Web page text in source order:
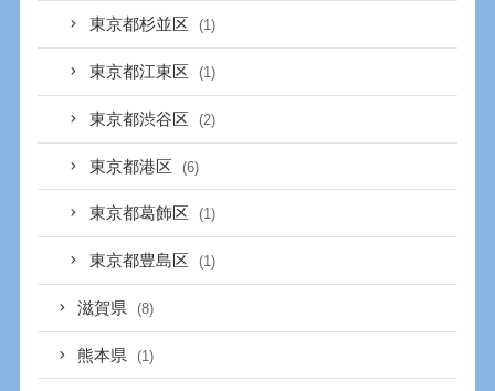
東京都杉並区 (1)
東京都江東区 (1)
東京都渋谷区 (2)
東京都港区 (6)
東京都葛飾区 (1)
東京都豊島区 (1)
滋賀県 (8)
熊本県 (1)